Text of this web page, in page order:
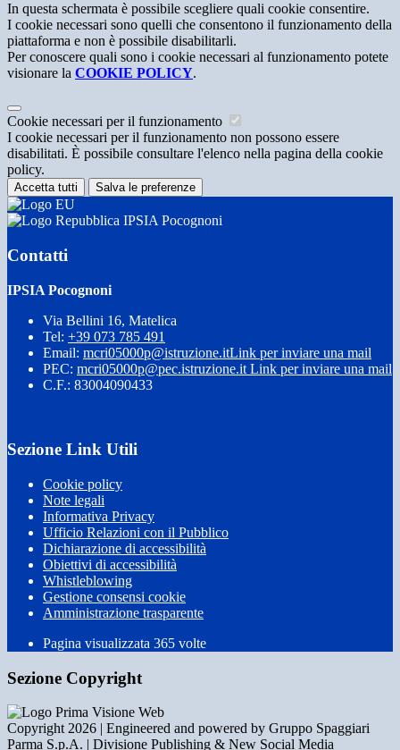
In questa schermata è possibile scegliere quali cookie consentire.
I cookie necessari sono quelli che consentono il funzionamento della
piattaforma e non è possibile disabilitarli.
Per conoscere quali sono i cookie necessari al funzionamento potete
visionare la COOKIE POLICY.
Cookie necessari per il funzionamento
I cookie necessari per il funzionamento non possono essere
disabilitati. È possibile consultare l'elenco nella pagina della cookie
policy.
Accetta tutti Salva le preferenze
IPSIA Pocognoni
Contatti
IPSIA Pocognoni
Via Bellini 16, Matelica
Tel: +39 073 785 491
Email: mcri05000p@istruzione.itLink per inviare una mail
PEC: mcri05000p@pec.istruzione.it Link per inviare una mail
C.F.: 83004090433
Sezione Link Utili
Cookie policy
Note legali
Informativa Privacy
Ufficio Relazioni con il Pubblico
Dichiarazione di accessibilità
Obiettivi di accessibilità
Whistleblowing
Gestione consensi cookie
Amministrazione trasparente
Pagina visualizzata 365 volte
Sezione Copyright
Copyright 2026 | Engineered and powered by Gruppo Spaggiari
Parma S.p.A. | Divisione Publishing & New Social Media